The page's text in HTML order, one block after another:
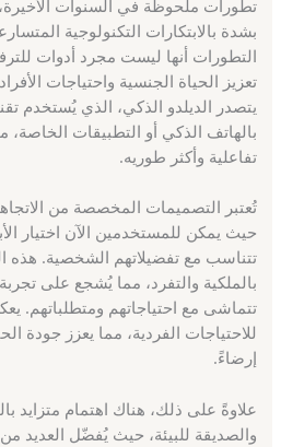
تطورات ملحوظة في السنوات
بشدة بالابتكارات التكنولوجية
التطورات أنها ليست مجرد أدوات
تعزيز الحياة الجنسية واحتياجات
يتصدر الديلدو الذكي، الذي يُستخدم
بالهاتف الذكي أو التطبيقات
تفاعلية وأكثر طوريه.
تُعتبر التصميمات المخصصة من
حيث يمكن للمستخدمين الآن اختيار
تتناسب مع تفضيلاتهم الشخصية. هذه
بالملكية والتفرد، مما يُشجع على
تتماشى مع احتياجاتهم ومتطلباتهم.
للاحتياجات الفردية، مما يعزز جودة
إرضاءً.
علاوةً على ذلك، هناك اهتمام متزايد
والصديقة للبيئة، حيث يُفضّل العديد